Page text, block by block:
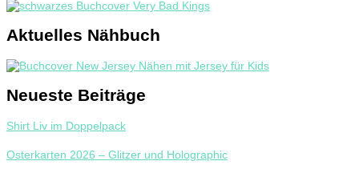
Aktuelles Nähbuch
Neueste Beiträge
Shirt Liv im Doppelpack
Osterkarten 2026 – Glitzer und Holographic